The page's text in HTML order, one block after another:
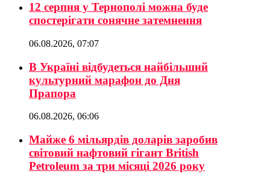
12 серпня у Тернополі можна буде
спостерігати сонячне затемнення
06.08.2026, 07:07
В Україні відбудеться найбільший
культурний марафон до Дня
Прапора
06.08.2026, 06:06
Майже 6 мільярдів доларів заробив
світовий нафтовий гігант British
Petroleum за три місяці 2026 року